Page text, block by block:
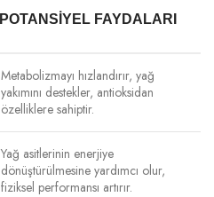
POTANSIYEL FAYDALARI
Metabolizmayı hızlandırır, yağ
yakımını destekler, antioksidan
özelliklere sahiptir.
Yağ asitlerinin enerjiye
dönüştürülmesine yardımcı olur,
fiziksel performansı artırır.